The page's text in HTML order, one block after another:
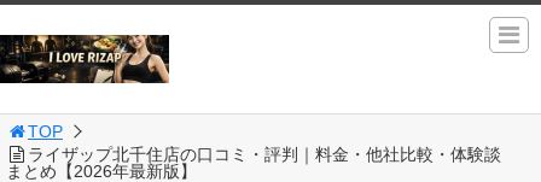
TOP
ライザップ北千住店の口コミ・評判｜料金・他社比較・体験談
まとめ【2026年最新版】